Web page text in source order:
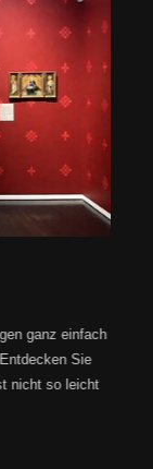
ganz einfach
Sie
nicht so leicht